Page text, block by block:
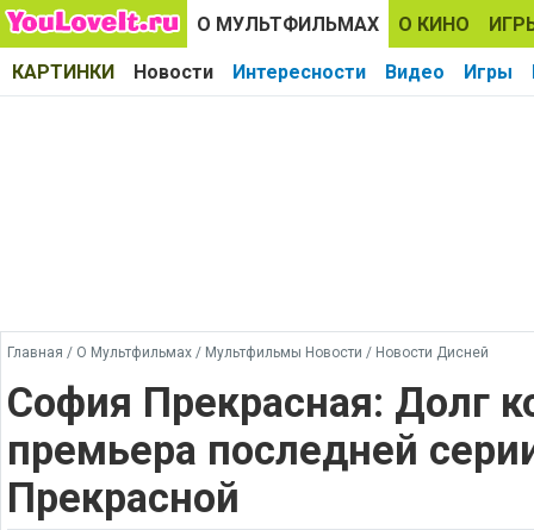
О МУЛЬТФИЛЬМАХ О КИНО
КАРТИНКИ Новости Интересности Видео Игры
Главная / О Мультфильмах / Мультфильмы Новости / Новости Дисней
София Прекрасная: Долг
премьера последней
Прекрасной